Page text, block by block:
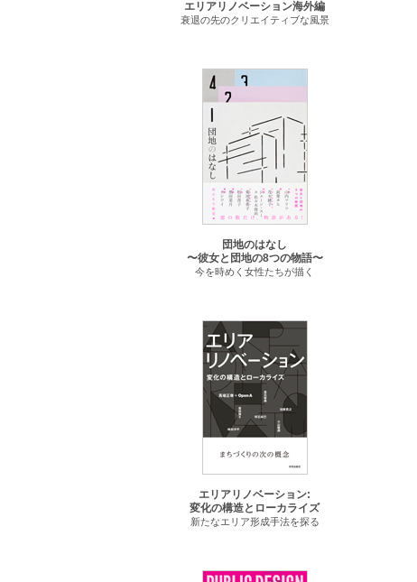
エリアリノベーション海外編
衰退の先のクリエイティブな風景
団地のはなし
〜彼女と団地の8つの物語〜
今を時めく女性たちが描く
エリアリノベーション:
変化の構造とローカライズ
新たなエリア形成手法を探る